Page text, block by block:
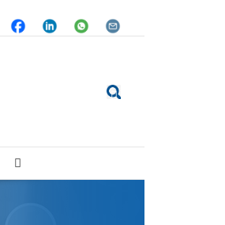
FacebookLinkedInWhatsapp
Email